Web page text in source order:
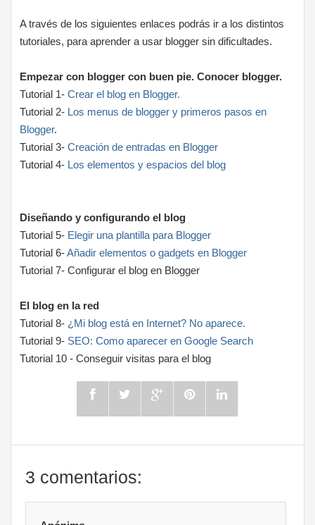
A través de los siguientes enlaces podrás ir a los distintos
tutoriales, para aprender a usar blogger sin dificultades.
Empezar con blogger con buen pie. Conocer blogger.
Tutorial 1-Crear el blog en Blogger.
Tutorial 2- Los menus de blogger y primeros pasos en
Blogger.
Tutorial 3-Creación de entradas en Blogger
Tutorial 4- Los elementos y espacios del blog
Diseñando y configurando el blog
Tutorial 5- Elegir una plantilla para Blogger
Tutorial 6-Añadir elementos o gadgets en Blogger
Tutorial 7- Configurar el blog en Blogger
El blog en la red
Tutorial 8- ¿Mi blog está en Internet? No aparece.
Tutorial 9- SEO: Como aparecer en Google Search
Tutorial 10 - Conseguir visitas para el blog
3 comentarios: